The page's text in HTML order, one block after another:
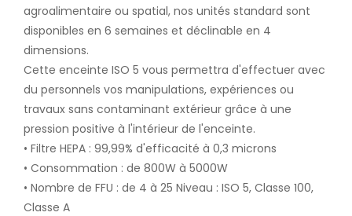
agroalimentaire ou spatial, nos unités standard sont
disponibles en 6 semaines et déclinable en 4
dimensions.
Cette enceinte ISO 5 vous permettra d'effectuer avec
du personnels vos manipulations, expériences ou
travaux sans contaminant extérieur grâce à une
pression positive à l'intérieur de l'enceinte.
• Filtre HEPA : 99,99% d'efficacité à 0,3 microns
• Consommation : de 800W à 5000W
• Nombre de FFU : de 4 à 25 Niveau : ISO 5, Classe 100,
Classe A